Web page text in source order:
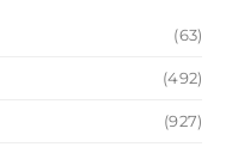
(63)
(492)
(927)